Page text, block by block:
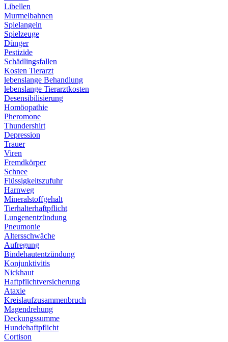
Libellen
Murmelbahnen
Spielangeln
Spielzeuge
Dünger
Pestizide
Schädlingsfallen
Kosten Tierarzt
lebenslange Behandlung
lebenslange Tierarztkosten
Desensibilisierung
Homöopathie
Pheromone
Thundershirt
Depression
Trauer
Viren
Fremdkörper
Schnee
Flüssigkeitszufuhr
Harnweg
Mineralstoffgehalt
Tierhalterhaftpflicht
Lungenentzündung
Pneumonie
Altersschwäche
Aufregung
Bindehautentzündung
Konjunktivitis
Nickhaut
Haftpflichtversicherung
Ataxie
Kreislaufzusammenbruch
Magendrehung
Deckungssumme
Hundehaftpflicht
Cortison